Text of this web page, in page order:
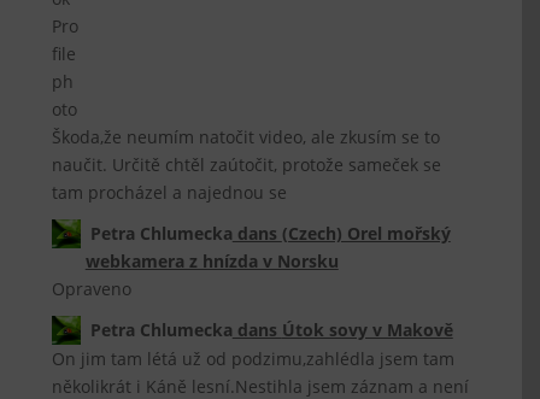
Škoda,že neumím natočit video, ale zkusím se to
naučit. Určitě chtěl zaútočit, protože sameček se
tam procházel a najednou se
Petra Chlumecka dans (Czech) Orel mořský
webkamera z hnízda v Norsku
Opraveno
Petra Chlumecka dans Útok sovy v Makově
On jim tam létá už od podzimu,zahlédla jsem tam
několikrát i Káně lesní.Nestihla jsem záznam a není